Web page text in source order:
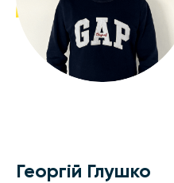
Георгій Глушко